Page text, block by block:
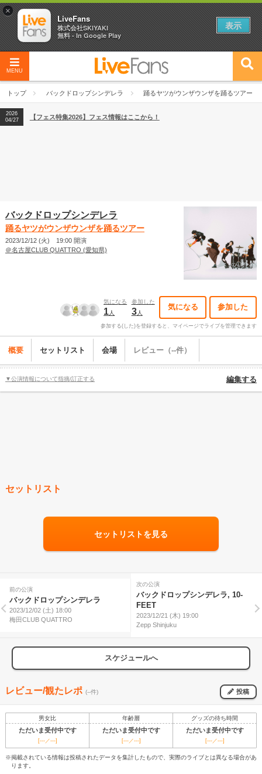
MENU
トップ バックドロップシンデレラ 踊るヤツがウンザウンザを踊るツアー
2026
04/27
2026
【ライブ動員ランキング】2026年上半期編発表！
2026
04/27
【フェス特集2026】フェス情報はここから！
バックドロップシンデレラ
踊るヤツがウンザウンザを踊るツアー
2023/12/12 (火) 19:00 開演
＠名古屋CLUB QUATTRO (愛知県)
気になる
1人
参加した
3人
気になる 参加した
参加する(した)を登録すると、マイページでライブを管理できます
概要 セットリスト 会場 レビュー（--件）
▼公演情報について指摘/訂正する 編集する
セットリスト
セットリストを見る
前の公演
バックドロップシンデレラ
2023/12/02 (土) 18:00
梅田CLUB QUATTRO
次の公演
バックドロップシンデレラ, 10-
FEET
2023/12/21 (木) 19:00
Zepp Shinjuku
スケジュールへ
レビュー/観たレポ (--件) 投稿
男女比 年齢層 グッズの待ち時間
ただいま受付中です ただいま受付中です ただいま受付中です
[---／---] [---／---] [---／---]
※掲載されている情報は投稿されたデータを集計したもので、実際のライブとは異なる場合があ
ります。
×
LiveFans
株式会社SKIYAKI
無料 - In Google Play
表示